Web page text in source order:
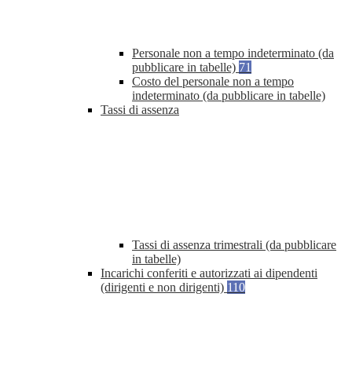
Personale non a tempo indeterminato (da
pubblicare in tabelle) 71
Costo del personale non a tempo
indeterminato (da pubblicare in tabelle)
Tassi di assenza
Tassi di assenza trimestrali (da pubblicare
in tabelle)
Incarichi conferiti e autorizzati ai dipendenti
(dirigenti e non dirigenti) 110